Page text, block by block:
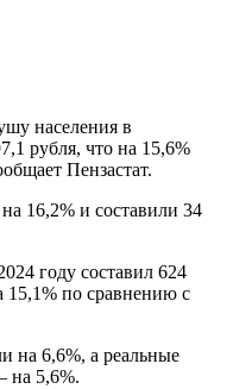
населения в
рубля, что на 15,6%
Пензастат.
16,2% и составили 34
году составил 624
15,1% по сравнению с
на 6,6%, а реальные
на 5,6%.